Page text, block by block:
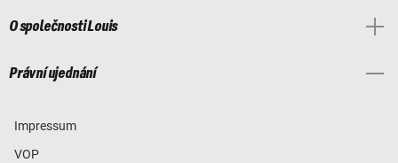
O společnosti Louis
Právní ujednání
Impressum
VOP